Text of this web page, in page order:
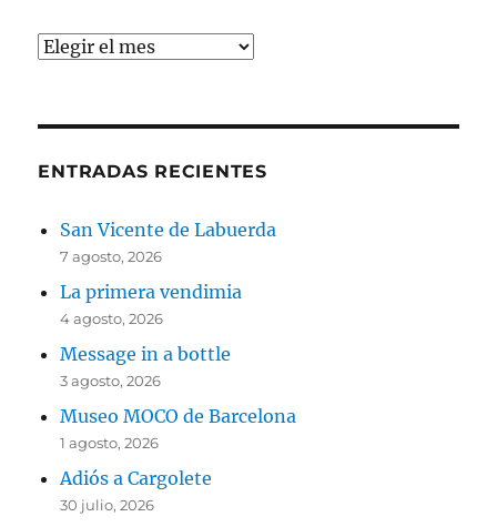
Archivos
ENTRADAS RECIENTES
San Vicente de Labuerda
7 agosto, 2026
La primera vendimia
4 agosto, 2026
Message in a bottle
3 agosto, 2026
Museo MOCO de Barcelona
1 agosto, 2026
Adiós a Cargolete
30 julio, 2026